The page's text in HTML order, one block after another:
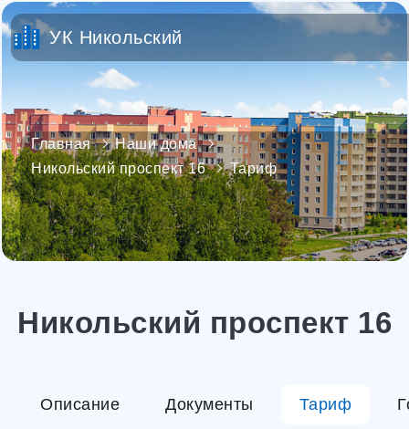
УК Никольский
Главная
Наши дома
Никольский проспект 16
Тариф
Никольский проспект 16
Описание Документы Тариф